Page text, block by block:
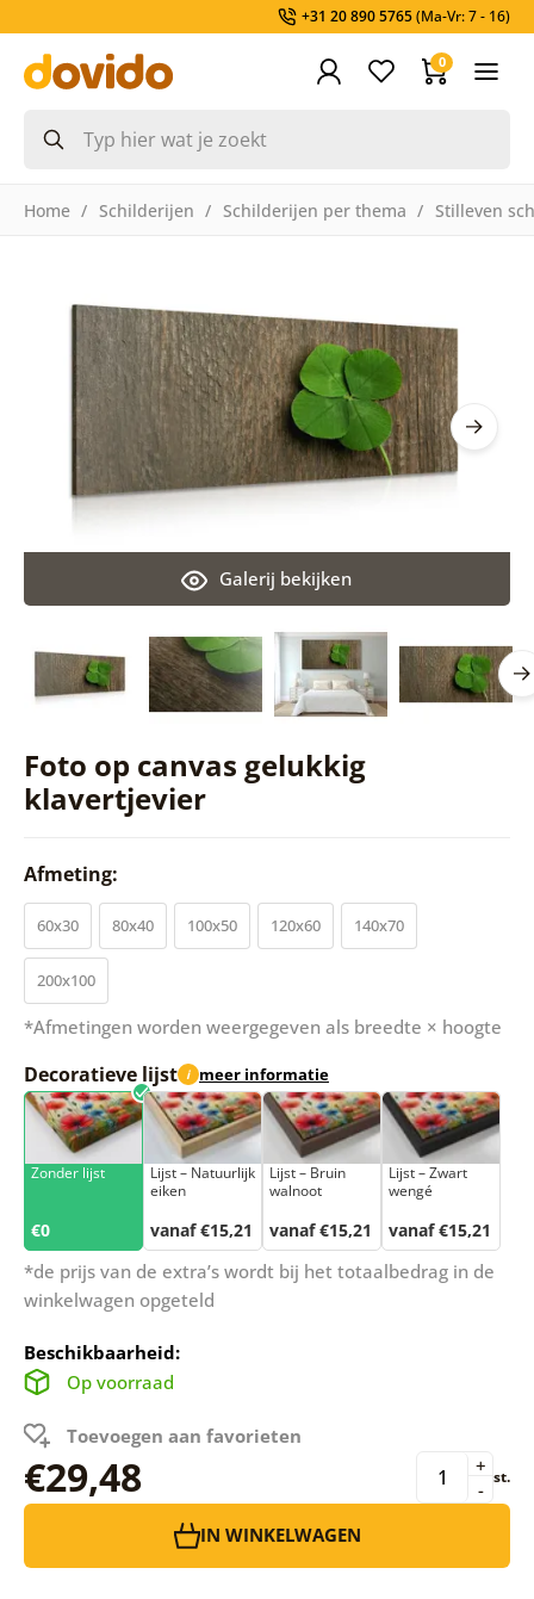
+31 20 890 5765(Ma-Vr: 7 - 16)
0
Home Schilderijen Schilderijen per thema Stilleven
Foto op canvas gelukkig
klavertjevier
Galerij bekijken
Afmeting:
60x30 80x40 100x50 120x60 140x70
200x100
*Afmetingen worden weergegeven als breedte × hoogte
Decoratieve lijst i meer informatie
Zonder lijst
€0
Lijst – Natuurlijk
eiken
vanaf €15,21
Lijst – Bruin
walnoot
vanaf €15,21
Lijst – Zwart
wengé
vanaf €15,21
*de prijs van de extra’s wordt bij het totaalbedrag in de
winkelwagen opgeteld
Beschikbaarheid:
Op voorraad
Toevoegen aan favorieten
€29,48 -
+ st.
IN WINKELWAGEN